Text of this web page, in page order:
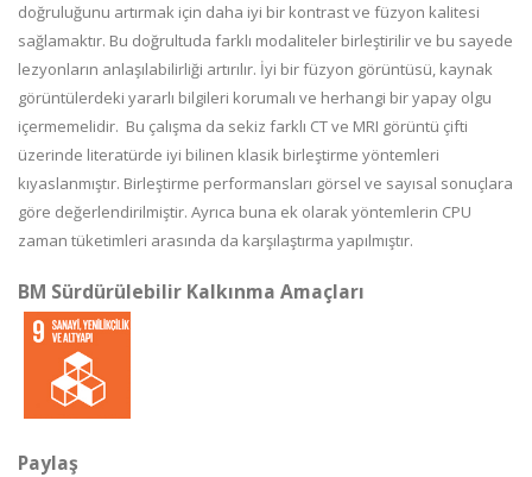
doğruluğunu artırmak için daha iyi bir kontrast ve füzyon kalitesi
sağlamaktır. Bu doğrultuda farklı modaliteler birleştirilir ve bu sayede
lezyonların anlaşılabilirliği artırılır. İyi bir füzyon görüntüsü, kaynak
görüntülerdeki yararlı bilgileri korumalı ve herhangi bir yapay olgu
içermemelidir. Bu çalışma da sekiz farklı CT ve MRI görüntü çifti
üzerinde literatürde iyi bilinen klasik birleştirme yöntemleri
kıyaslanmıştır. Birleştirme performansları görsel ve sayısal sonuçlara
göre değerlendirilmiştir. Ayrıca buna ek olarak yöntemlerin CPU
zaman tüketimleri arasında da karşılaştırma yapılmıştır.
BM Sürdürülebilir Kalkınma Amaçları
Paylaş